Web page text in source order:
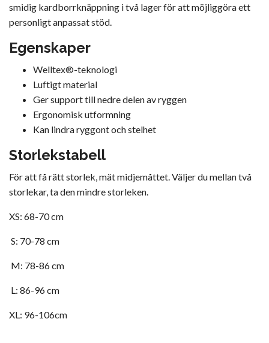
smidig kardborrknäppning i två lager för att möjliggöra ett
personligt anpassat stöd.
Egenskaper
Welltex®-teknologi
Luftigt material
Ger support till nedre delen av ryggen
Ergonomisk utformning
Kan lindra ryggont och stelhet
Storlekstabell
För att få rätt storlek, mät midjemåttet. Väljer du mellan två
storlekar, ta den mindre storleken.
XS: 68-70 cm
S: 70-78 cm
M: 78-86 cm
L: 86-96 cm
XL: 96-106cm